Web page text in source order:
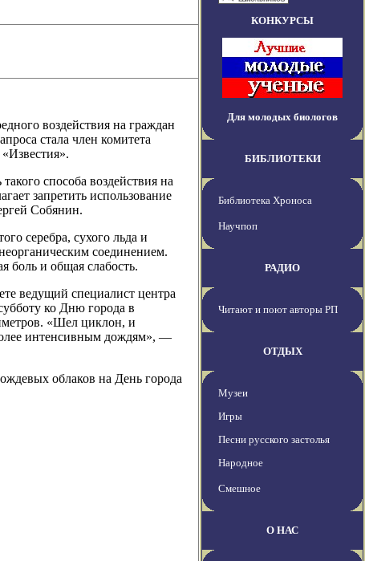
воздействия на граждан
стала член комитета
способа воздействия на
запретить использование
Собянин.
серебра, сухого льда и
соединением.
боль и общая слабость.
ведущий специалист центра
ко Дню города в
«Шел циклон, и
интенсивным дождям», —
облаков на День города
КОНКУРСЫ
Для молодых биологов
БИБЛИОТЕКИ
Библиотека Хроноса
Научпоп
РАДИО
Читают и поют авторы РП
ОТДЫХ
Музеи
Игры
Песни русского застолья
Народное
Смешное
О НАС